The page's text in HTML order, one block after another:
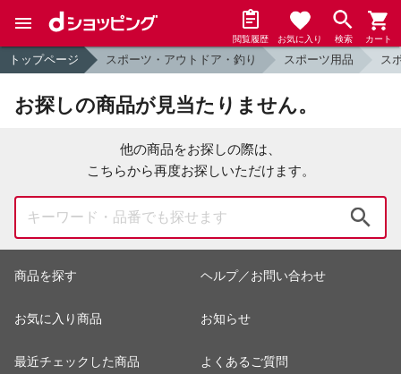
閲覧履歴 お気に入り 検索 カート
トップページ スポーツ・アウトドア・釣り スポーツ用品 ス
お探しの商品が見当たりません。
他の商品をお探しの際は、
こちらから再度お探しいただけます。
商品を探す
お気に入り商品
最近チェックした商品
ヘルプ／お問い合わせ
お知らせ
よくあるご質問